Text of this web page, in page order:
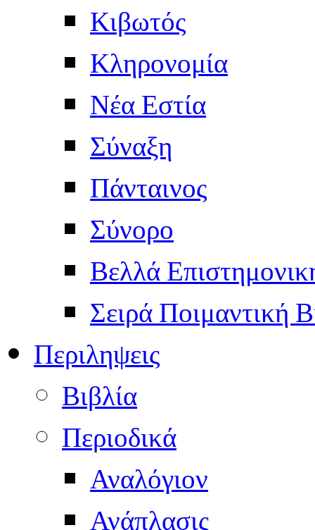
Κιβωτός
Κληρονομία
Νέα Εστία
Σύναξη
Πάνταινος
Σύνορο
Βελλά
Σειρά Ποιμαντική
Περιληψεις
Βιβλία
Περιοδικά
Αναλόγιον
Ανάπλασις